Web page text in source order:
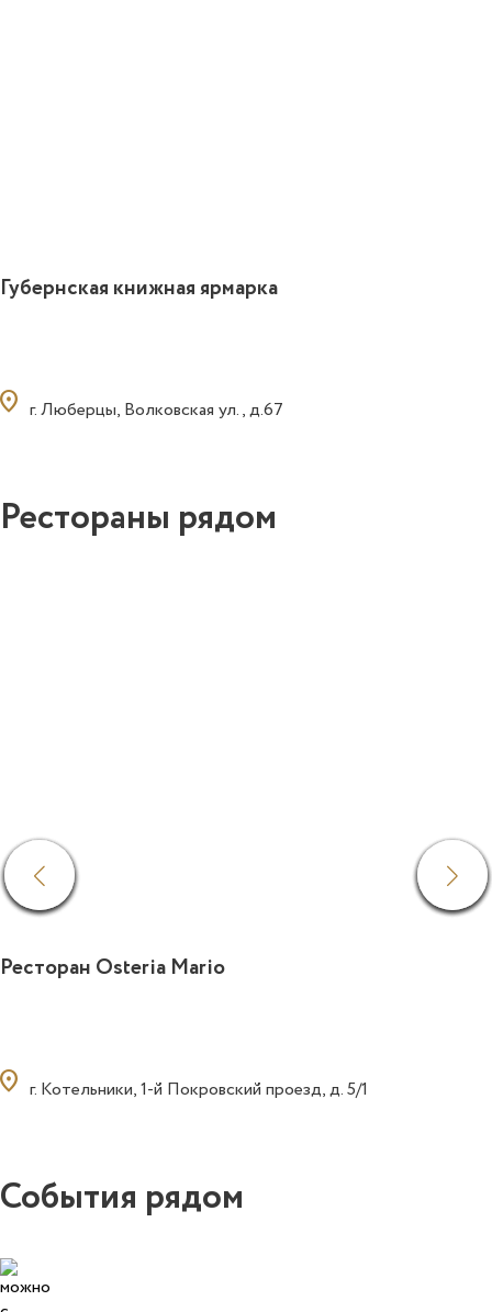
Губернская книжная ярмарка
г. Люберцы, Волковская ул., д.67
Рестораны рядом
Ресторан Osteria Mario
г. Котельники, 1-й Покровский проезд, д. 5/1
События рядом